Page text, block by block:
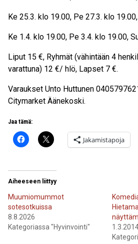
Ke 25.3. klo 19.00, Pe 27.3. klo
Ke 1.4. klo 19.00, Pe 3.4. klo 19.00,
Liput 15 €, Ryhmät (vähintään 4
varattuna) 12 €/ hlö, Lapset 7 €.
Varaukset Unto Huttunen
Citymarket Äänekoski.
Jaa tämä:
Jakamistapoja
Aiheeseen liittyy
Muumiomummot
sotesotkuissa
8.8.2026
Kategoriassa "Hyvinvointi"